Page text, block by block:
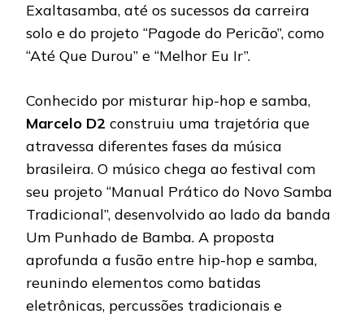
Exaltasamba, até os sucessos da carreira
solo e do projeto “Pagode do Pericão”, como
“Até Que Durou” e “Melhor Eu Ir”.
Conhecido por misturar hip-hop e samba,
Marcelo D2 construiu uma trajetória que
atravessa diferentes fases da música
brasileira. O músico chega ao festival com
seu projeto “Manual Prático do Novo Samba
Tradicional”, desenvolvido ao lado da banda
Um Punhado de Bamba. A proposta
aprofunda a fusão entre hip-hop e samba,
reunindo elementos como batidas
eletrônicas, percussões tradicionais e